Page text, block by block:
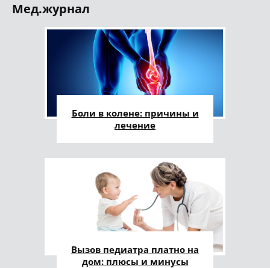
Мед.журнал
Боли в колене: причины и
лечение
Вызов педиатра платно на
дом: плюсы и минусы